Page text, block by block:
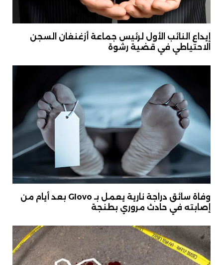
إيداع النائب الأول لرئيس جماعة أزغنغان السجن
الاحتياطي في قضية رشوة
وفاة سائق دراجة نارية يعمل بـ Glovo بعد أيام من
إصابته في حادث مروري بطنجة